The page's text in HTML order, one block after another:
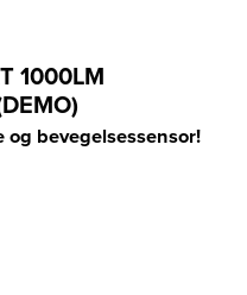
1000LM
bevegelsessensor!